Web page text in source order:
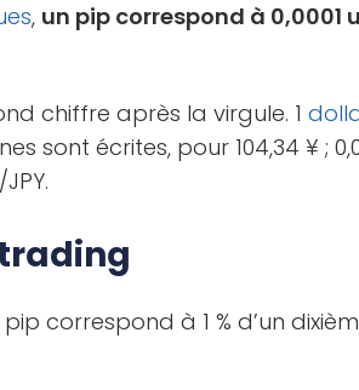
, un pip correspond à 0,0001
chiffre après la virgule. 1
sont écrites, pour 104,34 ¥ ;
correspond à 1 % d’un